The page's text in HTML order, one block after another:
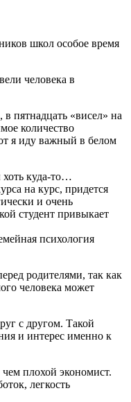
школ особое время
человека в
пятнадцать «висел» на
количество
я иду важный в белом
хоть куда-то…
на курс, придется
и очень
студент привыкает
родителями, так как
человека может
с другом. Такой
и интерес именно к
плохой экономист.
легкость